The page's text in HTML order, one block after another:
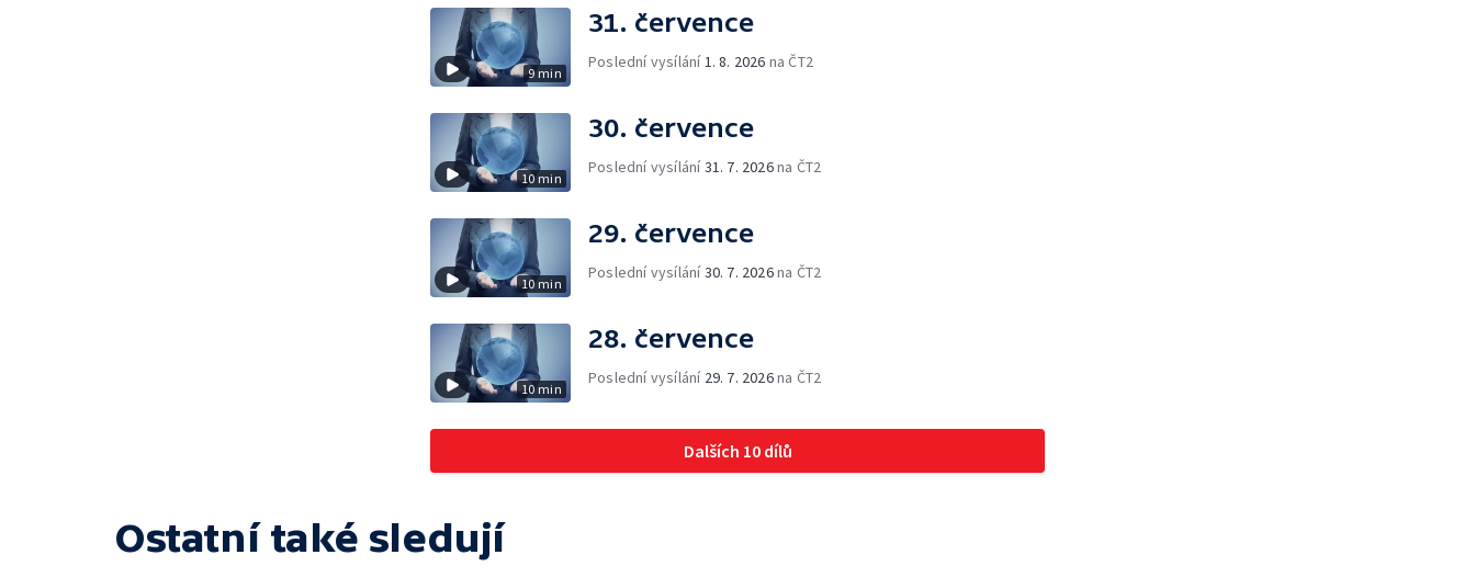
9 min
31. července
Poslední vysílání 1. 8. 2026 na ČT2
10 min
30. července
Poslední vysílání31. 7. 2026na ČT2
10 min
29. července
Poslední vysílání30. 7. 2026na ČT2
10 min
28. července
Poslední vysílání 29. 7. 2026na ČT2
Dalších 10 dílů
Ostatní také sledují